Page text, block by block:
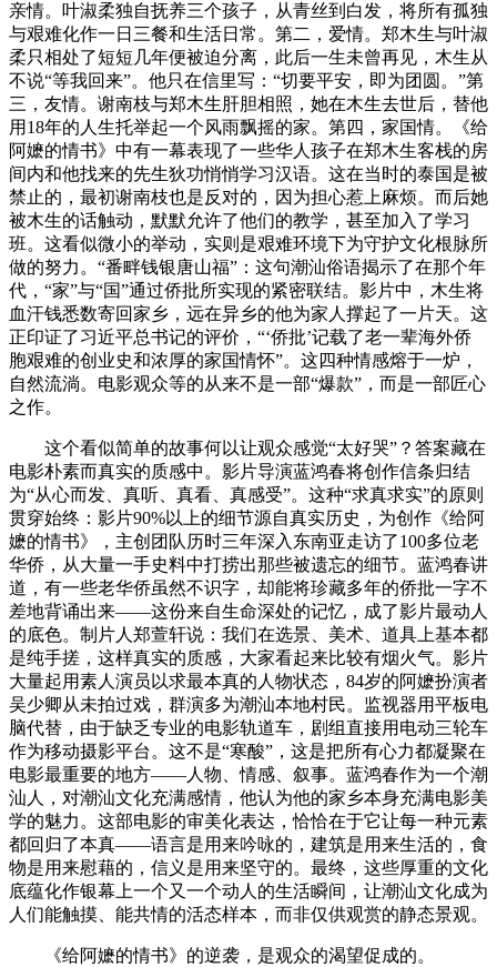
亲情。叶淑柔独自抚养三个孩子，从青丝到白发，将所有孤独
与艰难化作一日三餐和生活日常。第二，爱情。郑木生与叶淑
柔只相处了短短几年便被迫分离，此后一生未曾再见，木生从
不说“等我回来”。他只在信里写：“切要平安，即为团圆。”第
三，友情。谢南枝与郑木生肝胆相照，她在木生去世后，替他
用18年的人生托举起一个风雨飘摇的家。第四，家国情。《给
阿嬷的情书》中有一幕表现了一些华人孩子在郑木生客栈的房
间内和他找来的先生狄功悄悄学习汉语。这在当时的泰国是被
禁止的，最初谢南枝也是反对的，因为担心惹上麻烦。而后她
被木生的话触动，默默允许了他们的教学，甚至加入了学习
班。这看似微小的举动，实则是艰难环境下为守护文化根脉所
做的努力。“番畔钱银唐山福”：这句潮汕俗语揭示了在那个年
代，“家”与“国”通过侨批所实现的紧密联结。影片中，木生将
血汗钱悉数寄回家乡，远在异乡的他为家人撑起了一片天。这
正印证了习近平总书记的评价，“‘侨批’记载了老一辈海外侨
胞艰难的创业史和浓厚的家国情怀”。这四种情感熔于一炉，
自然流淌。电影观众等的从来不是一部“爆款”，而是一部匠心
之作。
这个看似简单的故事何以让观众感觉“太好哭”？答案藏在
电影朴素而真实的质感中。影片导演蓝鸿春将创作信条归结
为“从心而发、真听、真看、真感受”。这种“求真求实”的原则
贯穿始终：影片90%以上的细节源自真实历史，为创作《给阿
嬷的情书》，主创团队历时三年深入东南亚走访了100多位老
华侨，从大量一手史料中打捞出那些被遗忘的细节。蓝鸿春讲
道，有一些老华侨虽然不识字，却能将珍藏多年的侨批一字不
差地背诵出来——这份来自生命深处的记忆，成了影片最动人
的底色。制片人郑萱轩说：我们在选景、美术、道具上基本都
是纯手搓，这样真实的质感，大家看起来比较有烟火气。影片
大量起用素人演员以求最本真的人物状态，84岁的阿嬷扮演者
吴少卿从未拍过戏，群演多为潮汕本地村民。监视器用平板电
脑代替，由于缺乏专业的电影轨道车，剧组直接用电动三轮车
作为移动摄影平台。这不是“寒酸”，这是把所有心力都凝聚在
电影最重要的地方——人物、情感、叙事。蓝鸿春作为一个潮
汕人，对潮汕文化充满感情，他认为他的家乡本身充满电影美
学的魅力。这部电影的审美化表达，恰恰在于它让每一种元素
都回归了本真——语言是用来吟咏的，建筑是用来生活的，食
物是用来慰藉的，信义是用来坚守的。最终，这些厚重的文化
底蕴化作银幕上一个又一个动人的生活瞬间，让潮汕文化成为
人们能触摸、能共情的活态样本，而非仅供观赏的静态景观。
《给阿嬷的情书》的逆袭，是观众的渴望促成的。